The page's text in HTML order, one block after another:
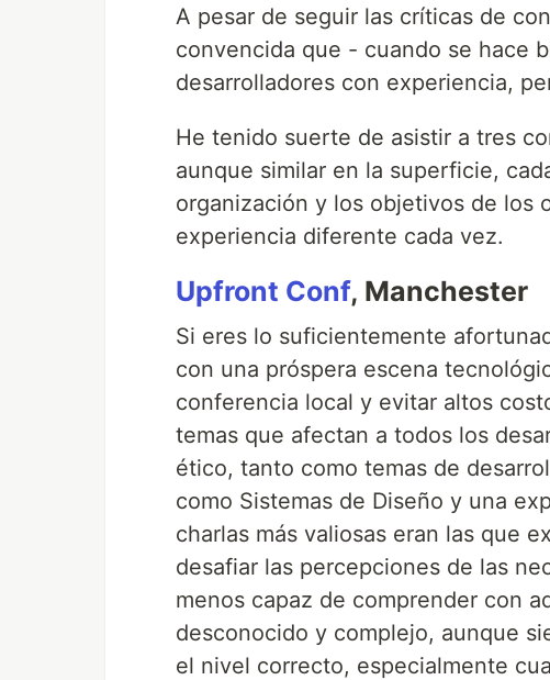
A pesar de seguir las críticas de
convencida que - cuando se hace
desarrolladores con experiencia,
He tenido suerte de asistir a tres
aunque similar en la superficie,
organización y los objetivos de los
experiencia diferente cada vez.
Upfront Conf, Manchester
Si eres lo suficientemente
con una próspera escena
conferencia local y evitar altos
temas que afectan a todos los
ético, tanto como temas de
como Sistemas de Diseño y una
charlas más valiosas eran las que
desafiar las percepciones de las
menos capaz de comprender con
desconocido y complejo, aunque
el nivel correcto, especialmente